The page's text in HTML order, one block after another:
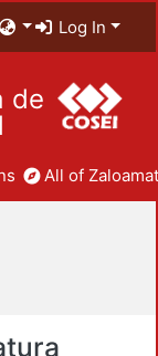
Log In
de
All of